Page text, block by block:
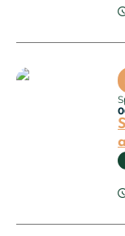
Visite nocturne de
Sortie